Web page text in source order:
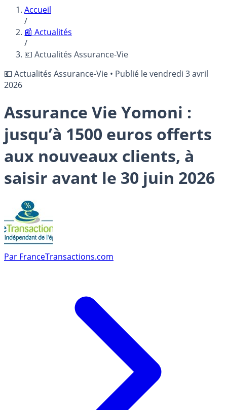
Accueil
/
📰 Actualités
/
💶 Actualités Assurance-Vie
💶 Actualités Assurance-Vie • Publié levendredi 3 avril
2026
Assurance Vie Yomoni :
jusqu’à 1500 euros offerts
aux nouveaux clients, à
saisir avant le 30 juin 2026
Par FranceTransactions.com